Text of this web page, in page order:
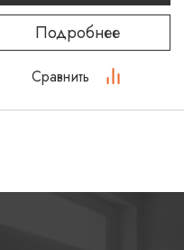
Подробнее
Сравнить